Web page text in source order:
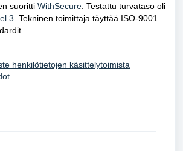
suoritti WithSecure Testattu turvataso oli
3 . Tekninen toimittaja täyttää ISO-9001
henkilötietojen käsittelytoimista